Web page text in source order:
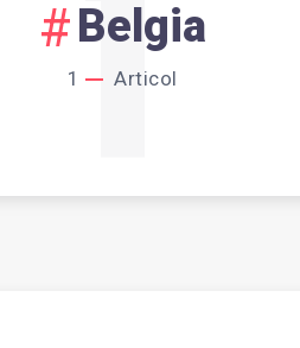
Belgia
1 Articol
1